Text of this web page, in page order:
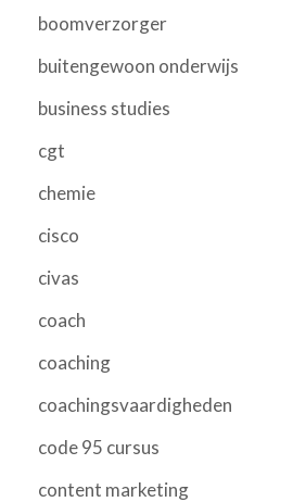
boomverzorger
buitengewoon onderwijs
business studies
cgt
chemie
cisco
civas
coach
coaching
coachingsvaardigheden
code 95 cursus
content marketing